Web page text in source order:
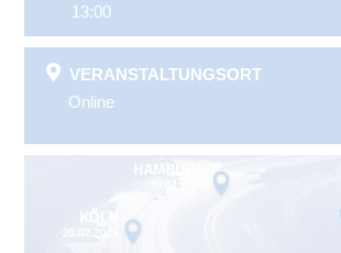
13:00
VERANSTALTUNGSORT
Online